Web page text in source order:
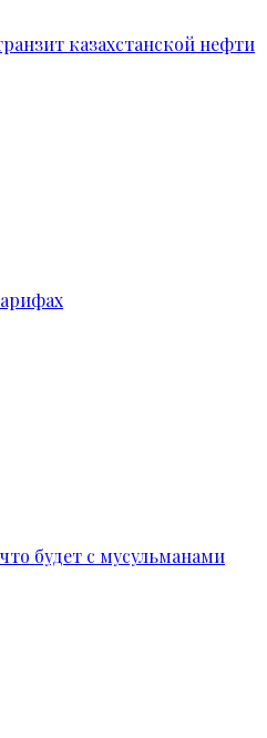
казахстанской нефти
будет с мусульманами